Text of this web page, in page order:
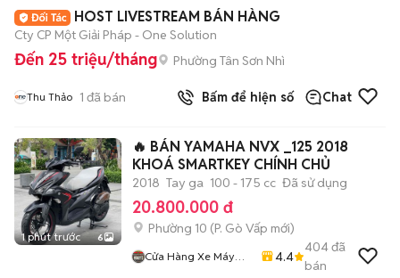
HOST LIVESTREAM BÁN HÀNG
Cty CP Một Giải Pháp - One Solution
Đến 25 triệu/tháng Phường Tân Sơn Nhì
Thu Thảo 1 đã bán Bấm để hiện số Chat
1 phút trước 6
🔥 BÁN YAMAHA NVX _125 2018
KHOÁ SMARTKEY CHÍNH CHỦ
2018 Tay ga 100 - 175 cc Đã sử dụng
20.800.000 đ
Phường 10 (P. Gò Vấp mới)
Cửa Hàng Xe Máy
4.4
404đã
bán